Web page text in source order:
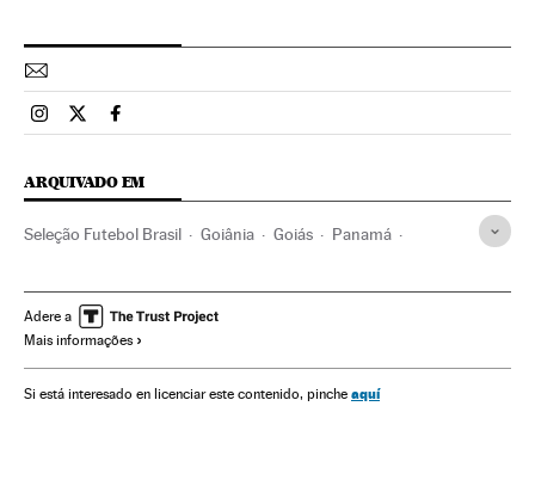
Esportes El País Brasil en Instagram
Esportes El País Brasil en Twitter
Esportes El País Brasil en Facebook
ARQUIVADO EM
Seleção Futebol Brasil Goiânia Goiás Panamá
Copa do Mundo Futebol Brasil
América do Sul
América Esportes Seleção Brasileira
Adere a
Mais informações
Si está interesado en licenciar este contenido, pinche aquí